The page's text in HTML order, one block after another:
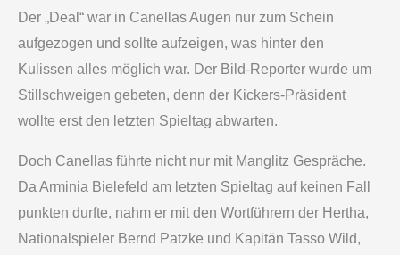
Der „Deal“ war in Canellas Augen nur zum Schein
aufgezogen und sollte aufzeigen, was hinter den
Kulissen alles möglich war. Der Bild-Reporter wurde um
Stillschweigen gebeten, denn der Kickers-Präsident
wollte erst den letzten Spieltag abwarten.
Doch Canellas führte nicht nur mit Manglitz Gespräche.
Da Arminia Bielefeld am letzten Spieltag auf keinen Fall
punkten durfte, nahm er mit den Wortführern der Hertha,
Nationalspieler Bernd Patzke und Kapitän Tasso Wild,